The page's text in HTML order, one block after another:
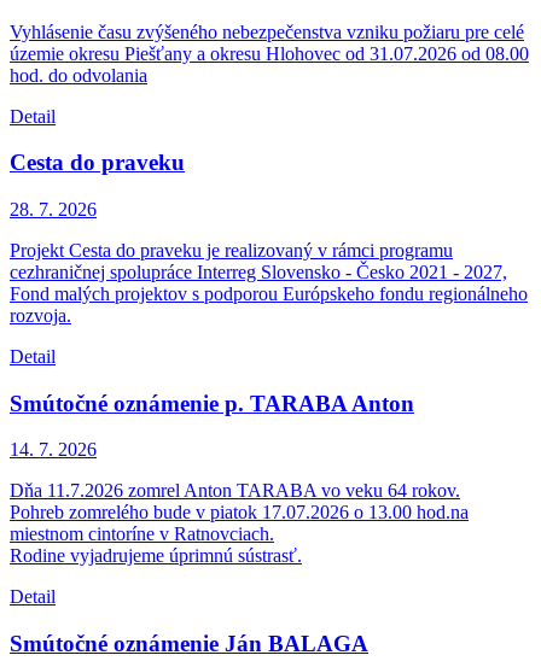
Vyhlásenie času zvýšeného nebezpečenstva vzniku požiaru pre celé
územie okresu Piešťany a okresu Hlohovec od 31.07.2026 od 08.00
hod. do odvolania
Detail
Cesta do praveku
28. 7. 2026
Projekt Cesta do praveku je realizovaný v rámci programu
cezhraničnej spolupráce Interreg Slovensko - Česko 2021 - 2027,
Fond malých projektov s podporou Európskeho fondu regionálneho
rozvoja.
Detail
Smútočné oznámenie p. TARABA Anton
14. 7. 2026
Dňa 11.7.2026 zomrel Anton TARABA vo veku 64 rokov.
Pohreb zomrelého bude v piatok 17.07.2026 o 13.00 hod.na
miestnom cintoríne v Ratnovciach.
Rodine vyjadrujeme úprimnú sústrasť.
Detail
Smútočné oznámenie Ján BALAGA